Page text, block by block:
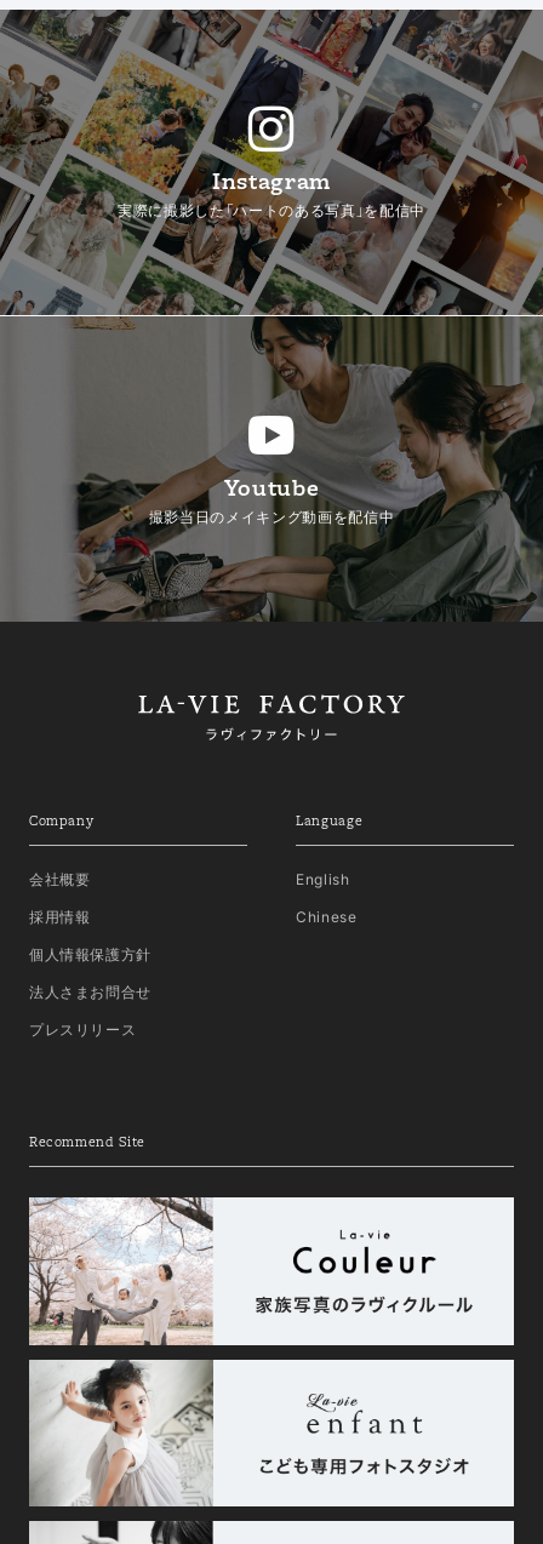
Instagram
実際に撮影した「ハートのある写真」を配信中
Youtube
撮影当日のメイキング動画を配信中
Company
会社概要
採用情報
個人情報保護方針
法人さまお問合せ
プレスリリース
Language
English
Chinese
Recommend Site